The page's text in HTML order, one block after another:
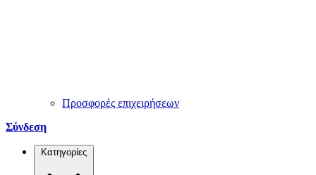
Προσφορές επιχειρήσεων
Σύνδεση
Κατηγορίες